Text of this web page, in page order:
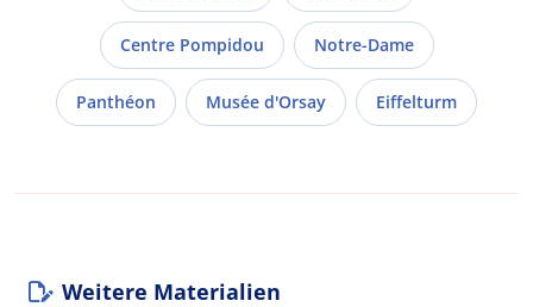
Centre Pompidou Notre-Dame
Panthéon Musée d'Orsay Eiffelturm
Weitere Materialien